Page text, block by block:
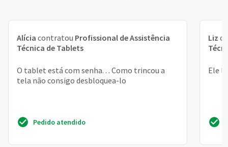
Alícia contratou Profissional de Assistência
Técnica de Tablets
O tablet está com senha. . . Como trincou a
tela não consigo desbloquea-lo
Pedido atendido
Liz
Ele